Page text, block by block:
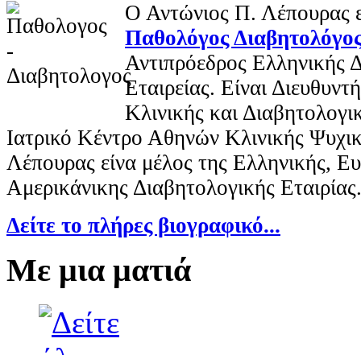
Ο Αντώνιος Π. Λέπουρας
Παθολόγος
Αντιπρόεδρος Ελληνικής
Εταιρείας. Είναι
Κλινικής και
Ιατρικό Κέντρο Αθηνών Κλινικής
Λέπουρας είνα μέλος της Ελληνικής,
Αμερικάνικης Διαβητολογικής Εταιρίας.
Δείτε το πλήρες βιογραφικό...
Με μια ματιά